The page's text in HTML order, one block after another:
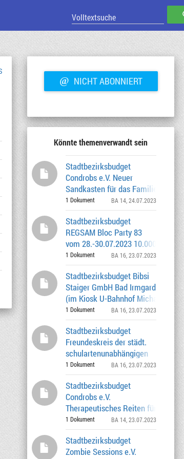
@ NICHT ABONNIERT
Könnte themenverwandt sein
Stadtbezirksbudget
Condrobs e.V. Neuer
Sandkasten für das Familienzentrum
Ramersdorf vom 15.08. -
1 Dokument BA 14, 24.07.2023
Stadtbezirksbudget
REGSAM Bloc Party 83
vom 28.-30.07.2023 10.000,00 € /
0262.0-16-0528
1 Dokument BA 16, 23.07.2023
Stadtbezirksbudget Bibsi
Staiger GmbH Bad Irmgard
(im Kiosk U-Bahnhof Michaelibad)
13.07. - 3
1 Dokument BA 16, 23.07.2023
Stadtbezirksbudget
Freundeskreis der städt.
schulartenunabhängigen
Orientierungsstufe e.V. Anscha
1 Dokument BA 16, 23.07.2023
Stadtbezirksbudget
Condrobs e.V.
Therapeutisches Reiten für
suchtmittelkranke und
1 Dokument BA 14, 23.07.2023
Stadtbezirksbudget
Zombie Sessions e.V.